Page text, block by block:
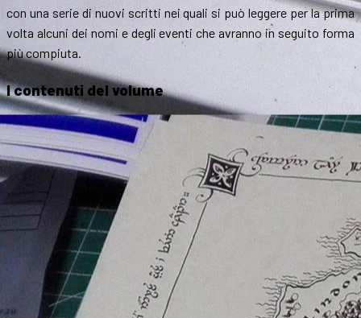
con una serie di nuovi scritti nei quali si può leggere per la prima
volta alcuni dei nomi e degli eventi che avranno in seguito forma
più compiuta.
I contenuti del volume